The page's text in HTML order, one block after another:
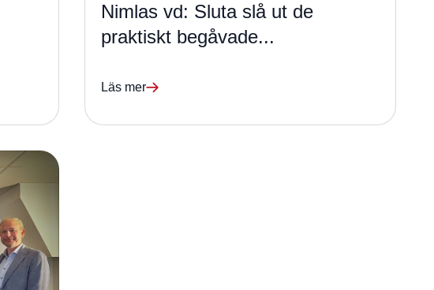
Nimlas vd: Sluta slå ut de
praktiskt begåvade...
Läs mer